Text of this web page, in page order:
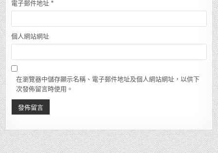
電子郵件地址 *
個人網站網址
在瀏覽器中儲存顯示名稱、電子郵件地址及個人網站網址，以供下
次發佈留言時使用。